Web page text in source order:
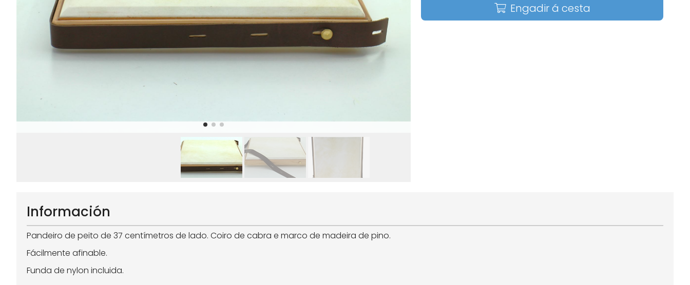
Engadir á cesta
Información
Pandeiro de peito de 37 centímetros de lado. Coiro de cabra e marco de madeira de pino.
Fácilmente afinable.
Funda de nylon incluida.